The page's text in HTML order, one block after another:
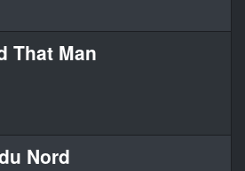
That Man
Nord